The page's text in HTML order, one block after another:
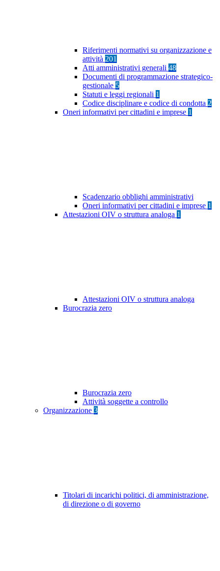
Riferimenti normativi su organizzazione e
attività 201
Atti amministrativi generali 48
Documenti di programmazione strategico-
gestionale 5
Statuti e leggi regionali 1
Codice disciplinare e codice di condotta 2
Oneri informativi per cittadini e imprese 1
Scadenzario obblighi amministrativi
Oneri informativi per cittadini e imprese 1
Attestazioni OIV o struttura analoga 1
Attestazioni OIV o struttura analoga
Burocrazia zero
Burocrazia zero
Attività soggette a controllo
Organizzazione 3
Titolari di incarichi politici, di amministrazione,
di direzione o di governo